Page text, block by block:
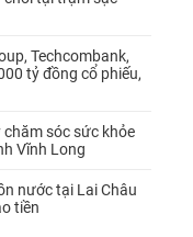
Techcombank,
tỷ đồng cổ phiếu,
sóc sức khỏe
Vĩnh Long
nước tại Lai Châu
tiền